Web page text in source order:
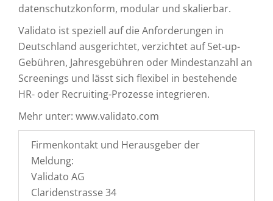
datenschutzkonform, modular und skalierbar.
Validato ist speziell auf die Anforderungen in
Deutschland ausgerichtet, verzichtet auf Set-up-
Gebühren, Jahresgebühren oder Mindestanzahl an
Screenings und lässt sich flexibel in bestehende
HR- oder Recruiting-Prozesse integrieren.
Mehr unter: www.validato.com
Firmenkontakt und Herausgeber der
Meldung:
Validato AG
Claridenstrasse 34